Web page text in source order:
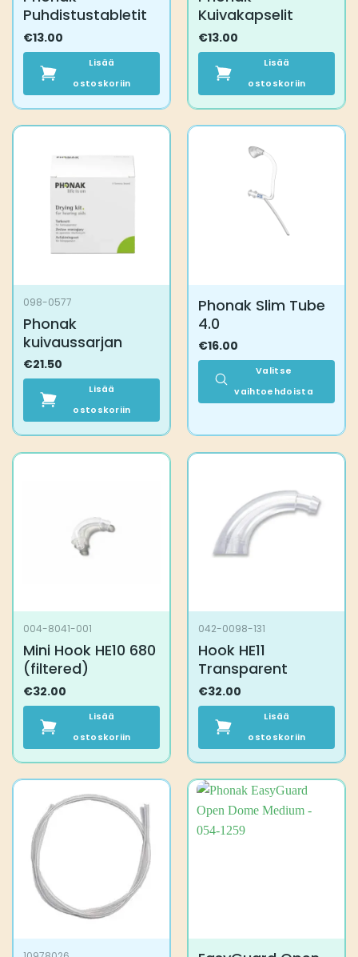
Puhdistustabletit
€13.00
Lisää
ostoskoriin
Kuivakapselit
€13.00
Lisää
ostoskoriin
098-0577
Phonak
kuivaussarjan
€21.50
Lisää
ostoskoriin
Phonak Slim Tube
4.0
€16.00
Valitse
vaihtoehdoista
valinnat
tuotteen
004-8041-001
Mini Hook HE10 680
(filtered)
€32.00
Lisää
ostoskoriin
042-0098-131
Hook HE11
Transparent
€32.00
Lisää
ostoskoriin